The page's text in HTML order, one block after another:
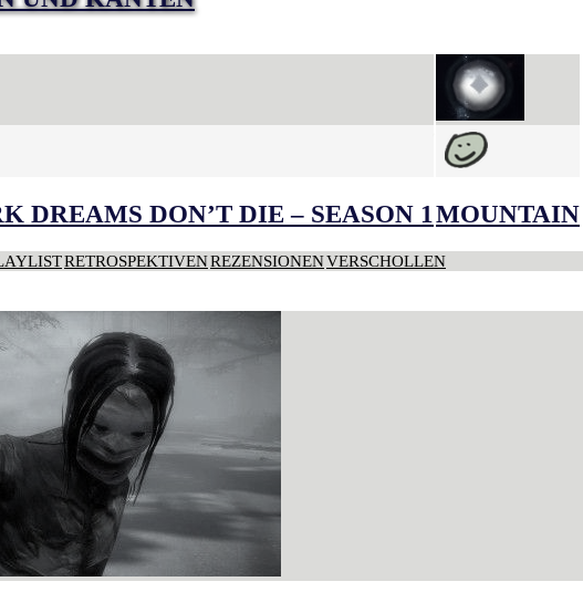
DREAMS DON’T DIE – SEASON 1MOUNTAIN
RETROSPEKTIVENREZENSIONENVERSCHOLLEN